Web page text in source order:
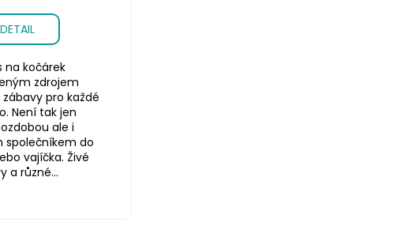
DETAIL
na kočárek
zdrojem
pro každé
Není tak jen
ale i
společníkem do
vajíčka. Živé
a různé...